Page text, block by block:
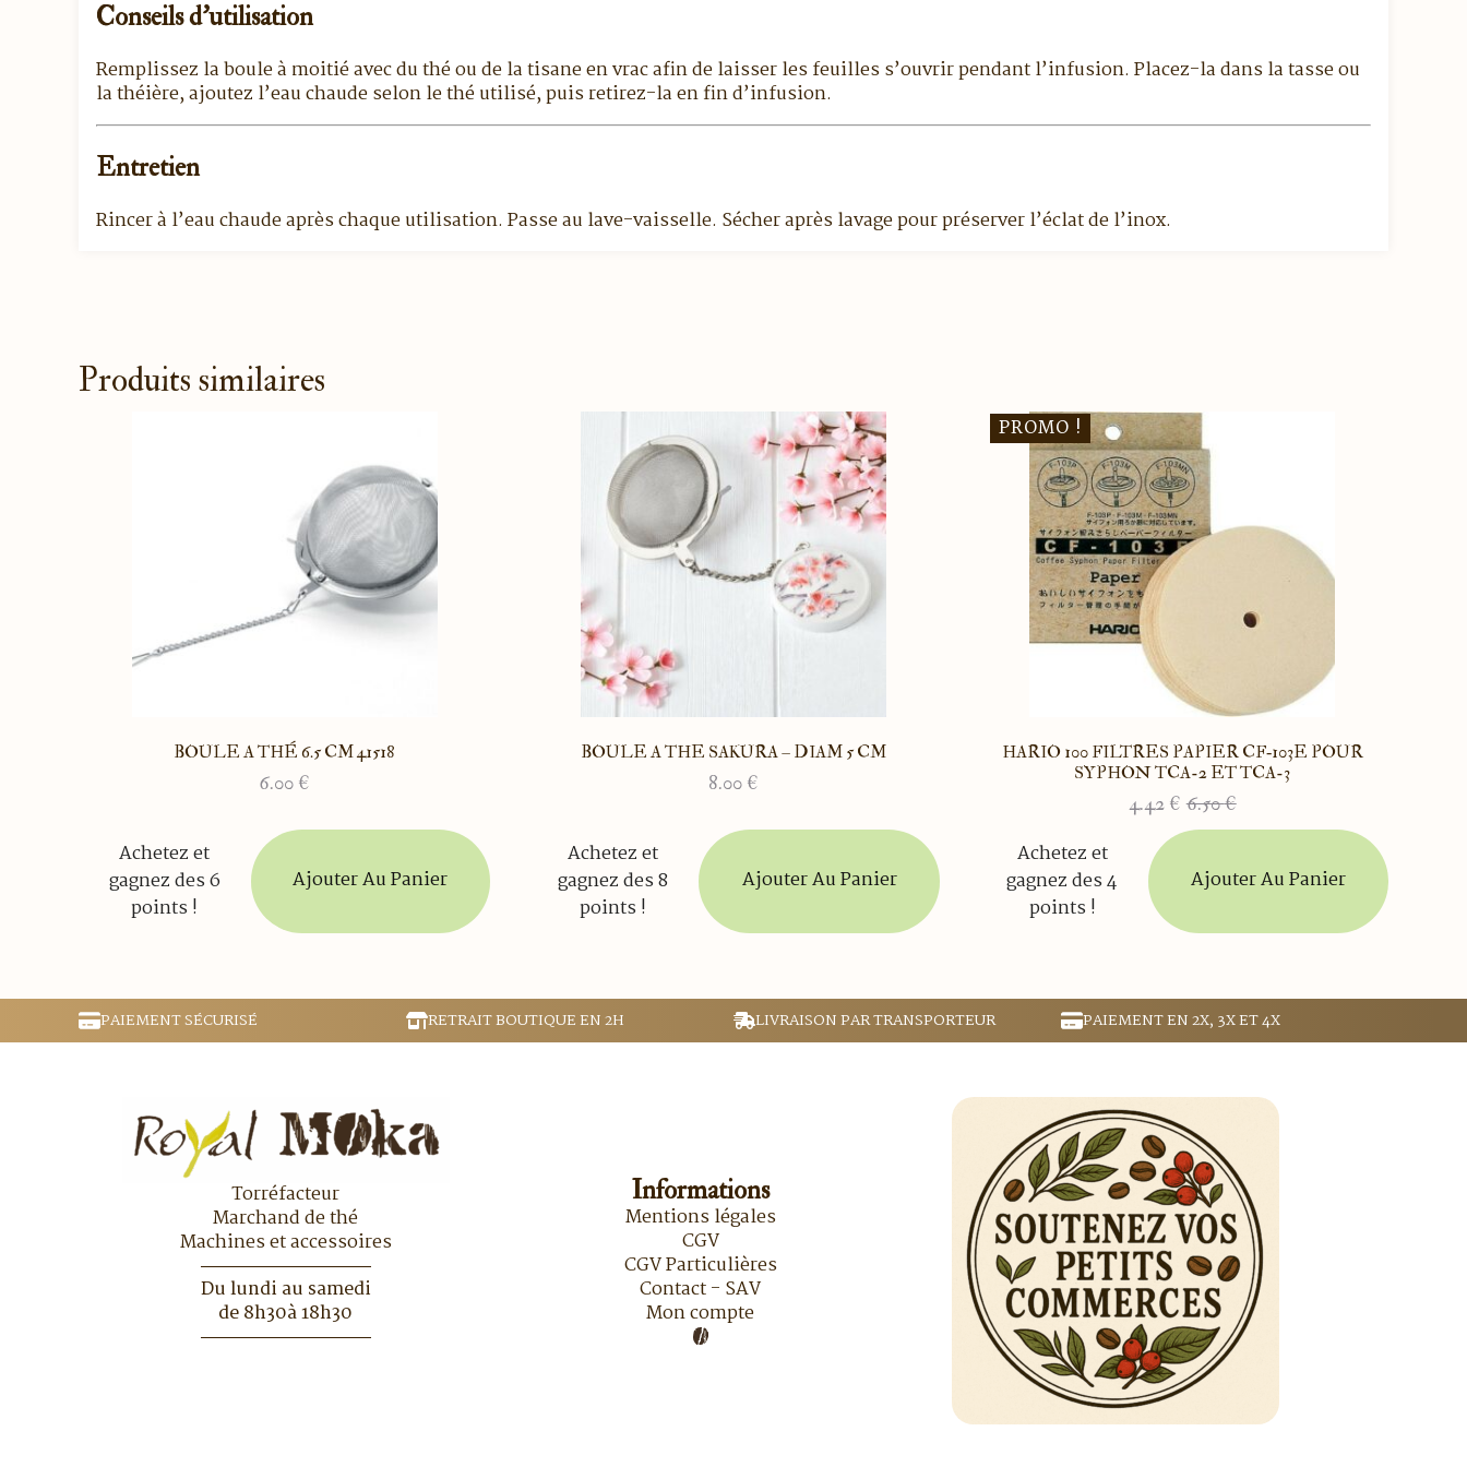
Conseils d’utilisation
Remplissez la boule à moitié avec du thé ou de la tisane en vrac afin de laisser les feuilles s’ouvrir pendant l’infusion. Placez-la dans la tasse ou
la théière, ajoutez l’eau chaude selon le thé utilisé, puis retirez-la en fin d’infusion.
Entretien
Rincer à l’eau chaude après chaque utilisation. Passe au lave-vaisselle. Sécher après lavage pour préserver l’éclat de l’inox.
Produits similaires
BOULE A THÉ 6.5 CM 41518
6.00 €
Achetez et
gagnez des 6
points !
Ajouter Au Panier
BOULE A THE SAKURA – DIAM 5 CM
8.00 €
Achetez et
gagnez des 8
points !
Ajouter Au Panier
PROMO !
HARIO 100 FILTRES PAPIER CF‑103E POUR
SYPHON TCA-2 ET TCA-3
6.50€
Le
prix
était :
4.42 € Le
prix
est :
Achetez et
gagnez des 4
points !
Ajouter Au Panier
PAIEMENT SÉCURISÉ RETRAIT BOUTIQUE EN 2H LIVRAISON PAR TRANSPORTEUR PAIEMENT EN 2X, 3X ET 4X
Torréfacteur
Marchand de thé
Machines et accessoires
Du lundi au samedi
de 8h30à 18h30
Informations
Mentions légales
CGV
CGV Particulières
Contact - SAV
Mon compte